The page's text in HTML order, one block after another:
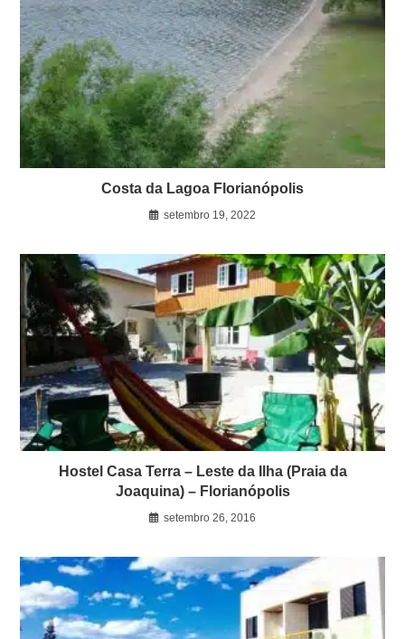
Costa da Lagoa Florianópolis
setembro 19, 2022
Hostel Casa Terra – Leste da Ilha (Praia da
Joaquina) – Florianópolis
setembro 26, 2016